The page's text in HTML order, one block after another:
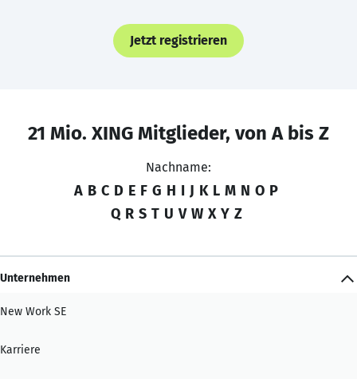
Jetzt registrieren
21 Mio. XING Mitglieder, von A bis Z
Nachname:
A B C D E F G H I J K L M N O P
Q R S T U V W X Y Z
Unternehmen
New Work SE
Karriere